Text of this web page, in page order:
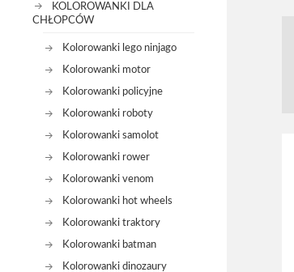
KOLOROWANKI DLA
CHŁOPCÓW
Kolorowanki lego ninjago
Kolorowanki motor
Kolorowanki policyjne
Kolorowanki roboty
Kolorowanki samolot
Kolorowanki rower
Kolorowanki venom
Kolorowanki hot wheels
Kolorowanki traktory
Kolorowanki batman
Kolorowanki dinozaury